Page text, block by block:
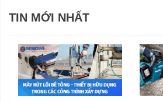
TIN MỚI NHẤT